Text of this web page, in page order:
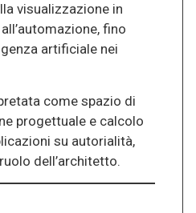
visualizzazione in
fino
artificiale nei
come spazio di
progettuale e calcolo
su autorialità,
dell’architetto.